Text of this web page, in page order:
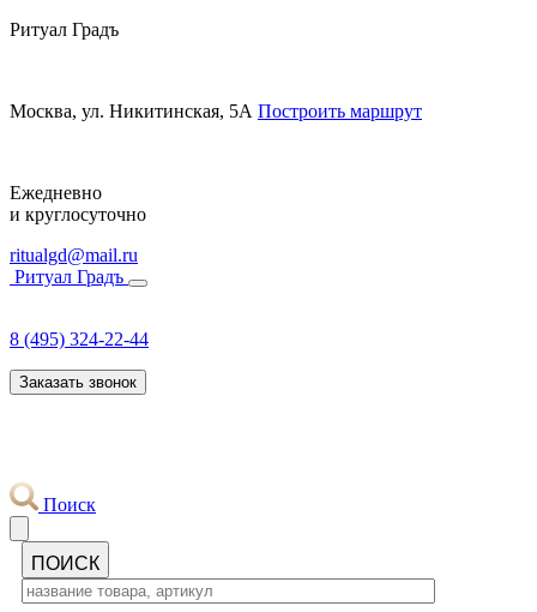
Ритуал Градъ
Москва, ул. Никитинская, 5А Построить маршрут
Ежедневно
и круглосуточно
ritualgd@mail.ru
Ритуал Градъ
8 (495) 324-22-44
Заказать звонок
Поиск